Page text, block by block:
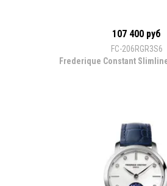
107 400 руб
FC-206RGR3S6
Frederique Constant